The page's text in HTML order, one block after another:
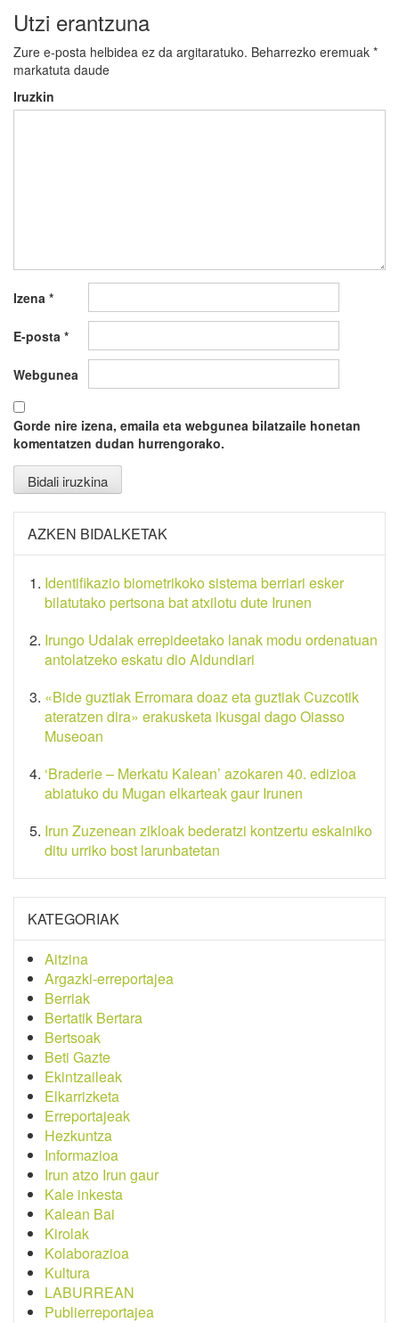
Utzi erantzuna
Zure e-posta helbidea ez da argitaratuko. Beharrezko eremuak *
markatuta daude
Iruzkin
Izena *
E-posta *
Webgunea
Gorde nire izena, emaila eta webgunea bilatzaile honetan
komentatzen dudan hurrengorako.
AZKEN BIDALKETAK
Identifikazio biometrikoko sistema berriari esker
bilatutako pertsona bat atxilotu dute Irunen
Irungo Udalak errepideetako lanak modu ordenatuan
antolatzeko eskatu dio Aldundiari
«Bide guztiak Erromara doaz eta guztiak Cuzcotik
ateratzen dira» erakusketa ikusgai dago Oiasso
Museoan
‘Braderie – Merkatu Kalean’ azokaren 40. edizioa
abiatuko du Mugan elkarteak gaur Irunen
Irun Zuzenean zikloak bederatzi kontzertu eskainiko
ditu urriko bost larunbatetan
KATEGORIAK
Aitzina
Argazki-erreportajea
Berriak
Bertatik Bertara
Bertsoak
Beti Gazte
Ekintzaileak
Elkarrizketa
Erreportajeak
Hezkuntza
Informazioa
Irun atzo Irun gaur
Kale inkesta
Kalean Bai
Kirolak
Kolaborazioa
Kultura
LABURREAN
Publierreportajea